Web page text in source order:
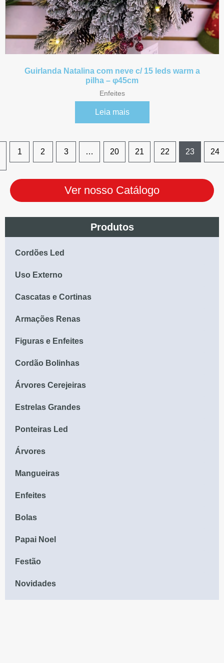
Produtos
Cordões Led
Uso Externo
Cascatas e Cortinas
Armações Renas
Figuras e Enfeites
Cordão Bolinhas
Árvores Cerejeiras
Estrelas Grandes
Ponteiras Led
Árvores
Mangueiras
Enfeites
Bolas
Papai Noel
Festão
Novidades
Guirlanda Natalina com neve c/ 15 leds warm a
pilha – φ45cm
Enfeites
Leia mais
1 2 3 … 20 21 22 23 24
Ver nosso Catálogo